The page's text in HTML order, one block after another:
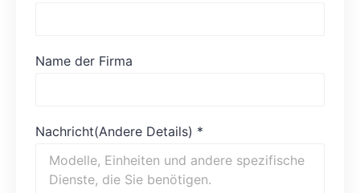
Name der Firma
Nachricht(Andere Details) *